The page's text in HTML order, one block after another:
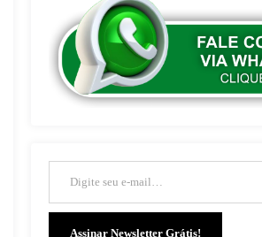
Digite seu e-mail…
Assinar Newsletter Grátis!